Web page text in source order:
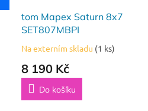
tom Mapex Saturn 8x7
SET807MBPI
Na externím skladu (1 ks)
8 190 Kč
Do košíku